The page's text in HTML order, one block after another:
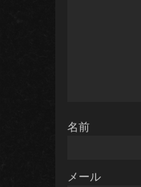
名前
メール